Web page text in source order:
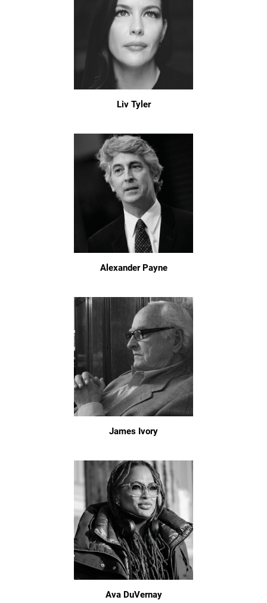
Liv Tyler
Alexander Payne
James Ivory
Ava DuVernay